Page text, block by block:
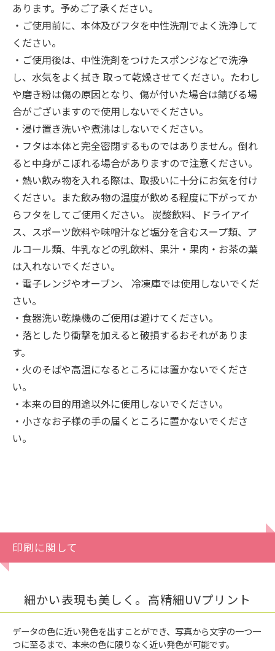
あります。予めご了承ください。
・ご使用前に、本体及びフタを中性洗剤でよく洗浄して
ください。
・ご使用後は、中性洗剤をつけたスポンジなどで洗浄
し、水気をよく拭き 取って乾燥させてください。たわし
や磨き粉は傷の原因となり、傷が付いた場合は錆びる場
合がございますので使用しないでください。
・浸け置き洗いや煮沸はしないでください。
・フタは本体と完全密閉するものではありません。倒れ
ると中身がこぼれる場合がありますので注意ください。
・熱い飲み物を入れる際は、取扱いに十分にお気を付け
ください。また飲み物の温度が飲める程度に下がってか
らフタをしてご使用ください。 炭酸飲料、ドライアイ
ス、スポーツ飲料や味噌汁など塩分を含むスープ類、ア
ルコール類、牛乳などの乳飲料、果汁・果肉・お茶の葉
は入れないでください。
・電子レンジやオーブン、 冷凍庫では使用しないでくだ
さい。
・食器洗い乾燥機のご使用は避けてください。
・落としたり衝撃を加えると破損するおそれがありま
す。
・火のそばや高温になるところには置かないでくださ
い。
・本来の目的用途以外に使用しないでください。
・小さなお子様の手の届くところに置かないでくださ
い。
印刷に関して
細かい表現も美しく。高精細UVプリント
データの色に近い発色を出すことができ、写真から文字の一つ一
つに至るまで、本来の色に限りなく近い発色が可能です。